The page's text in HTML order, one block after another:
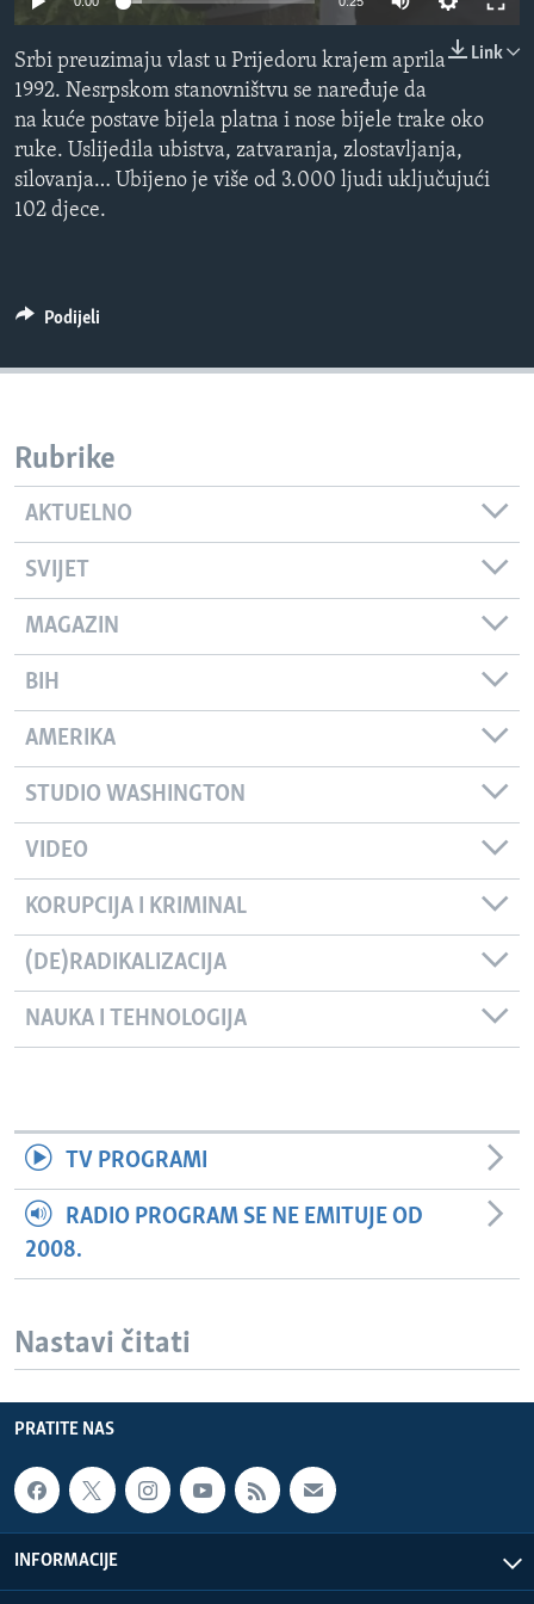
MAGAZIN
O GLASU AMERIKE
Learning English
PRATITE NAS
Jezici
Link
Srbi preuzimaju vlast u Prijedoru krajem aprila
1992. Nesrpskom stanovništvu se naređuje da
na kuće postave bijela platna i nose bijele trake oko
ruke. Uslijedila ubistva, zatvaranja, zlostavljanja,
silovanja… Ubijeno je više od 3.000 ljudi uključujući
102 djece.
Podijeli
Rubrike
AKTUELNO
SVIJET
MAGAZIN
BIH
AMERIKA
STUDIO WASHINGTON
VIDEO
KORUPCIJA I KRIMINAL
(DE)RADIKALIZACIJA
NAUKA I TEHNOLOGIJA
TV PROGRAMI
RADIO PROGRAM SE NE EMITUJE OD
2008.
Nastavi čitati
PRATITE NAS
INFORMACIJE